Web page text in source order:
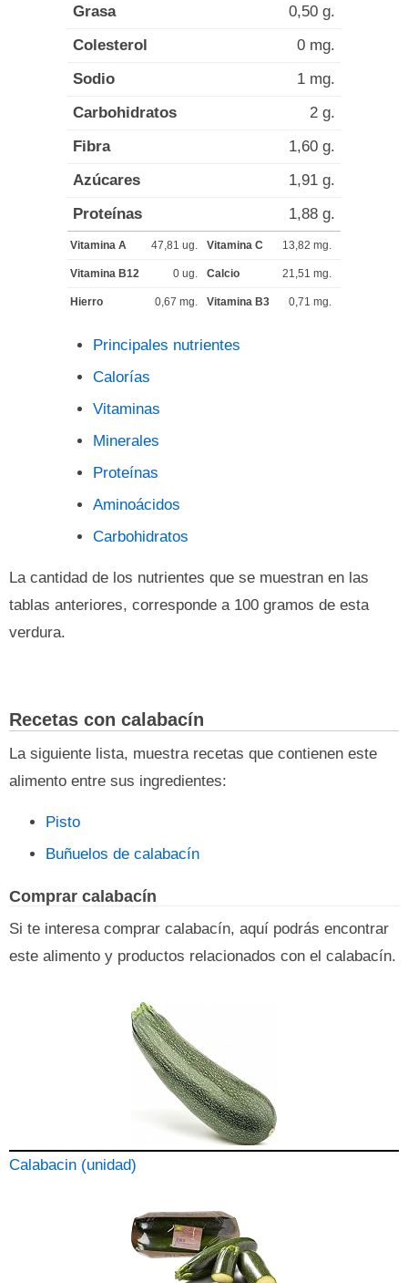
Grasa
0,50 g.
Colesterol
0 mg.
Sodio
1 mg.
Carbohidratos
2 g.
Fibra
1,60 g.
Azúcares
1,91 g.
Proteínas
1,88 g.
Vitamina A 47,81 ug. Vitamina C 13,82 mg.
Vitamina B12 0 ug. Calcio 21,51 mg.
Hierro 0,67 mg. Vitamina B3 0,71 mg.
Principales nutrientes
Calorías
Vitaminas
Minerales
Proteínas
Aminoácidos
Carbohidratos
La cantidad de los nutrientes que se muestran en las
tablas anteriores, corresponde a 100 gramos de esta
verdura.
Recetas con calabacín
La siguiente lista, muestra recetas que contienen este
alimento entre sus ingredientes:
Pisto
Buñuelos de calabacín
Comprar calabacín
Si te interesa comprar calabacín, aquí podrás encontrar
este alimento y productos relacionados con el calabacín.
Calabacin (unidad)